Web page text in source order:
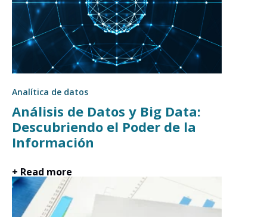
Analítica de datos
Análisis de Datos y Big Data:
Descubriendo el Poder de la
Información
+ Read more